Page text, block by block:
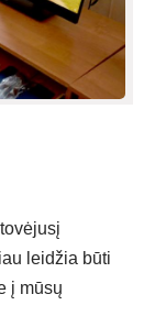
leidžia būti
į mūsų